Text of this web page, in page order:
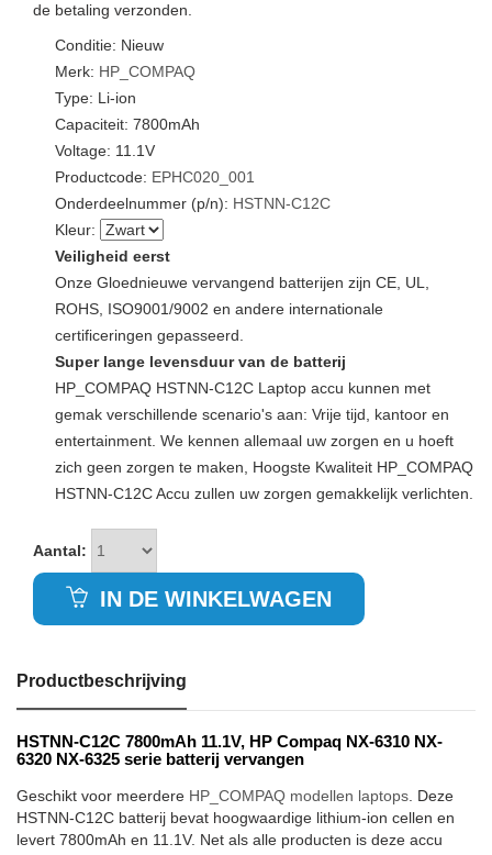
de betaling verzonden.
Conditie: Nieuw
Merk: HP_COMPAQ
Type: Li-ion
Capaciteit: 7800mAh
Voltage: 11.1V
Productcode: EPHC020_001
Onderdeelnummer (p/n): HSTNN-C12C
Kleur:
Veiligheid eerst
Onze Gloednieuwe vervangend batterijen zijn CE, UL,
ROHS, ISO9001/9002 en andere internationale
certificeringen gepasseerd.
Super lange levensduur van de batterij
HP_COMPAQ HSTNN-C12C Laptop accu kunnen met
gemak verschillende scenario's aan: Vrije tijd, kantoor en
entertainment. We kennen allemaal uw zorgen en u hoeft
zich geen zorgen te maken, Hoogste Kwaliteit HP_COMPAQ
HSTNN-C12C Accu zullen uw zorgen gemakkelijk verlichten.
Aantal:
IN DE WINKELWAGEN
Productbeschrijving
HSTNN-C12C 7800mAh 11.1V, HP Compaq NX-6310 NX-
6320 NX-6325 serie batterij vervangen
Geschikt voor meerdere HP_COMPAQ modellen laptops . Deze
HSTNN-C12C batterij bevat hoogwaardige lithium-ion cellen en
levert 7800mAh en 11.1V. Net als alle producten is deze accu